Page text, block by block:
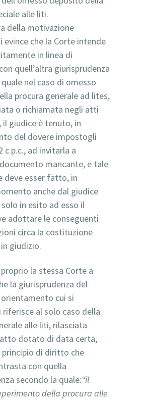
alle liti.
della motivazione
evince che la Corte intende
in linea di
quell’altra giurisprudenza
nel caso di omesso
procura generale ad lites,
o richiamata negli atti
il giudice è tenuto, in
del dovere impostogli
c.p.c., ad invitarla a
mancante, e tale
deve esser fatto, in
anche dal giudice
solo in esito ad esso il
adottare le conseguenti
circa la costituzione
giudizio.
la stessa Corte a
la giurisprudenza del
cui si
riferisce al solo caso della
alle liti, rilasciata
dotato di data certa;
di diritto che
con quella
secondo la quale:“il
della procura alle